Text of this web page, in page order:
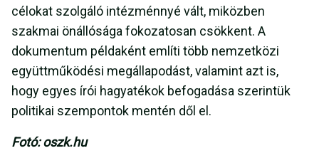
célokat szolgáló intézménnyé vált, miközben
szakmai önállósága fokozatosan csökkent. A
dokumentum példaként említi több nemzetközi
együttműködési megállapodást, valamint azt is,
hogy egyes írói hagyatékok befogadása szerintük
politikai szempontok mentén dől el.
Fotó: oszk.hu